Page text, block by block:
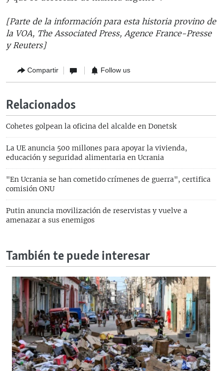
[Parte de la información para esta historia provino de
la VOA, The Associated Press, Agence France-Presse
y Reuters]
Compartir Follow us
Relacionados
Cohetes golpean la oficina del alcalde en Donetsk
La UE anuncia 500 millones para apoyar la vivienda,
educación y seguridad alimentaria en Ucrania
"En Ucrania se han cometido crímenes de guerra", certifica
comisión ONU
Putin anuncia movilización de reservistas y vuelve a
amenazar a sus enemigos
También te puede interesar